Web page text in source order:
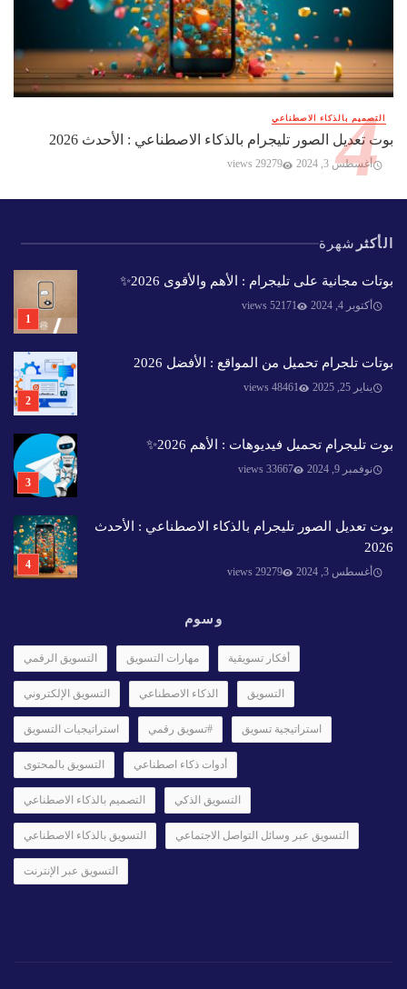
التصميم بالذكاء الاصطناعي
بوت تعديل الصور تليجرام بالذكاء الاصطناعي : الأحدث 2026
أغسطس 3, 2024 29279 views
الأكثر شهرة
بوتات مجانية على تليجرام : الأهم والأقوى 2026✨️
أكتوبر 4, 2024 52171 views
بوتات تلجرام تحميل من المواقع : الأفضل 2026
يناير 25, 2025 48461 views
بوت تليجرام تحميل فيديوهات : الأهم 2026✨️
نوفمبر 9, 2024 33667 views
بوت تعديل الصور تليجرام بالذكاء الاصطناعي : الأحدث
2026
أغسطس 3, 2024 29279 views
وسوم
التسويق الرقمي مهارات التسويق أفكار تسويقية
التسويق الإلكتروني الذكاء الاصطناعي التسويق
استراتيجيات التسويق #تسويق رقمي استراتيجية تسويق
التسويق بالمحتوى أدوات ذكاء اصطناعي
التصميم بالذكاء الاصطناعي التسويق الذكي
التسويق بالذكاء الاصطناعي التسويق عبر وسائل التواصل الاجتماعي
التسويق عبر الإنترنت